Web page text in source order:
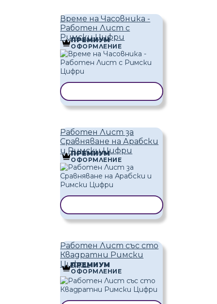
Време на Часовника -
Работен Лист с
Римски Цифри
ПРЕМИУМ
ОФОРМЛЕНИЕ
Работен Лист за
Сравняване на Арабски
и Римски Цифри
ПРЕМИУМ
ОФОРМЛЕНИЕ
Работен Лист със сто
Квадратни Римски
Цифри
ПРЕМИУМ
ОФОРМЛЕНИЕ